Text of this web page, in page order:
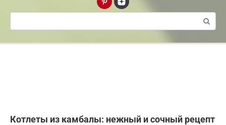
Поиск:
Котлеты из камбалы: нежный и сочный рецепт